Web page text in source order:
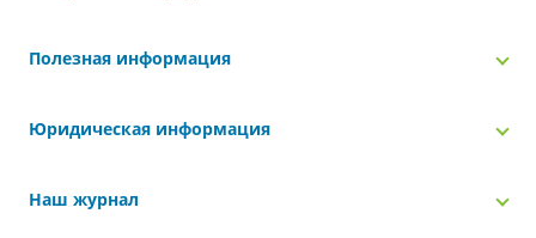
Полезная информация
Юридическая информация
Наш журнал